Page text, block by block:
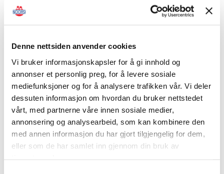
Denne nettsiden anvender cookies
Vi bruker informasjonskapsler for å gi innhold og
annonser et personlig preg, for å levere sosiale
mediefunksjoner og for å analysere trafikken vår. Vi deler
dessuten informasjon om hvordan du bruker nettstedet
vårt, med partnerne våre innen sosiale medier,
annonsering og analysearbeid, som kan kombinere den
med annen informasjon du har gjort tilgjengelig for dem,
eller som de har samlet inn gjennom din bruk av
Dette gjelder ikke bare stillasmontering, men
som bruk av personløfter og fallsikringsutstyr.
Arbeidsgivers ansvar for kontroll og
sporbarhet
Det er viktig å merke seg at Arbeidstilsynet ikke
har hjemmel til å stanse useriøse kursbedrifter
direkte. Sanksjonene rettes mot arbeidsgiveren